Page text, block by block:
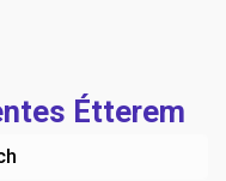
Étterem